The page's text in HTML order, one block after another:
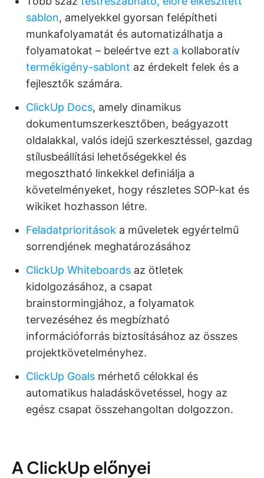
sablon, amelyekkel gyorsan felépítheti
munkafolyamatát és automatizálhatja a
folyamatokat – beleértve ezt a kollaboratív
termékigény-sablont az érdekelt felek és a
fejlesztők számára.
ClickUp Docs, amely dinamikus
dokumentumszerkesztőben, beágyazott
oldalakkal, valós idejű szerkesztéssel, gazdag
stílusbeállítási lehetőségekkel és
megosztható linkekkel definiálja a
követelményeket, hogy részletes SOP-kat és
wikiket hozhasson létre.
Feladatprioritások a műveletek egyértelmű
sorrendjének meghatározásához
ClickUp Whiteboards az ötletek
kidolgozásához, a csapat
brainstormingjához, a folyamatok
tervezéséhez és megbízható
információforrás biztosításához az összes
projektkövetelményhez.
ClickUp Goals mérhető célokkal és
automatikus haladáskövetéssel, hogy az
egész csapat összehangoltan dolgozzon.
A ClickUp előnyei